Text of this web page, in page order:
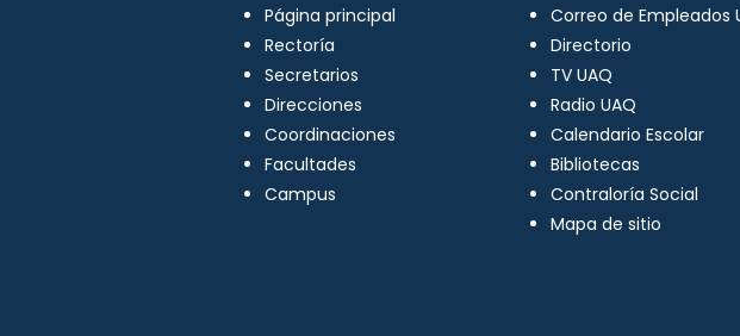
Página principal
Rectoría
Secretarios
Direcciones
Coordinaciones
Facultades
Campus
Correo de Empleados
Directorio
TV UAQ
Radio UAQ
Calendario Escolar
Bibliotecas
Contraloría Social
Mapa de sitio